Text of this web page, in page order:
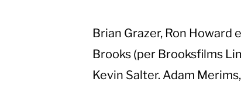
Brian Grazer, Ron
Brooks (per Brooksfilms
Kevin Salter. Adam